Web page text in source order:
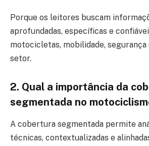
Porque os leitores buscam
aprofundadas, específicas e
motocicletas, mobilidade, segurança
setor.
2. Qual a importância da
segmentada no
A cobertura segmentada permite
técnicas, contextualizadas e